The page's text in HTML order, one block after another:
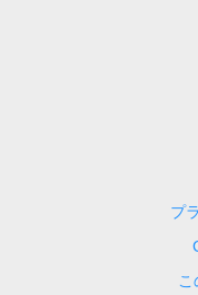
プ